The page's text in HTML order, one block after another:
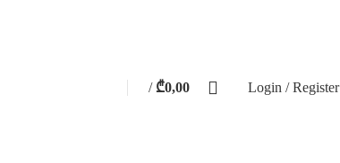
/ ₾0,00 Login / Register